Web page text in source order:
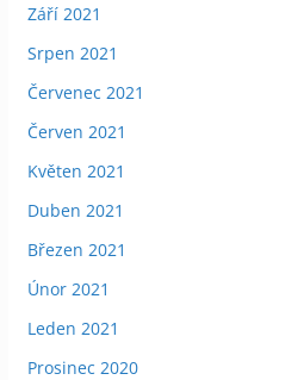
Září 2021
Srpen 2021
Červenec 2021
Červen 2021
Květen 2021
Duben 2021
Březen 2021
Únor 2021
Leden 2021
Prosinec 2020